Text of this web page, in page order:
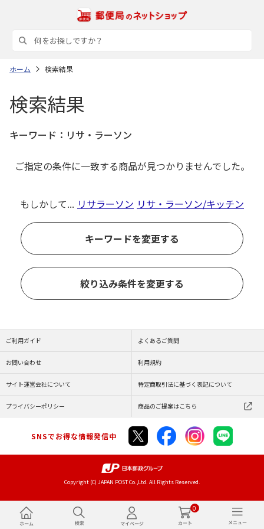
0
ホーム 検索結果
検索結果
キーワード： リサ・ラーソン
ご指定の条件に一致する商品が見つかりませんでした。
もしかして... リサラーソン リサ・ラーソン/キッチン
キーワードを変更する
絞り込み条件を変更する
ご利用ガイド よくあるご質問
お問い合わせ 利用規約
サイト運営会社について 特定商取引法に基づく表記について
プライバシーポリシー 商品のご提案はこちら
SNSでお得な情報発信中
Copyright (C) JAPAN POST Co.,Ltd. All Rights Reserved.